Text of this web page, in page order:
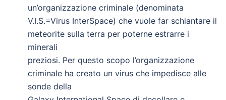
un’organizzazione criminale (denominata
V.I.S.=Virus InterSpace) che vuole far schiantare il
meteorite sulla terra per poterne estrarre i
minerali
preziosi. Per questo scopo l’organizzazione
criminale ha creato un virus che impedisce alle
sonde della